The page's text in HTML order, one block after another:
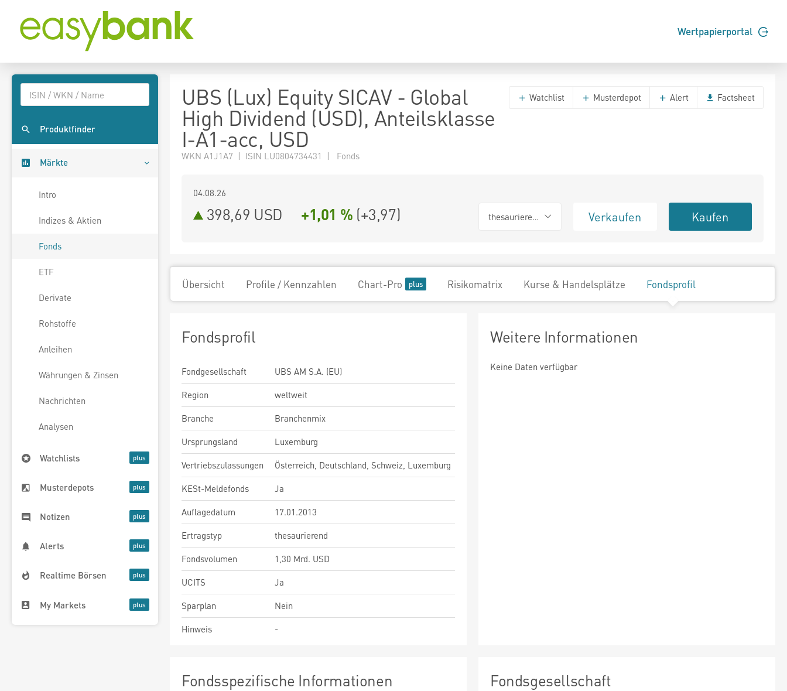
Wertpapierportal
Produktfinder
Märkte
Intro
Indizes & Aktien
Fonds
ETF
Derivate
Rohstoffe
Anleihen
Währungen & Zinsen
Nachrichten
Analysen
Watchlists
Musterdepots
Notizen
Alerts
Realtime Börsen
My Markets
UBS (Lux) Equity SICAV - Global
High Dividend (USD), Anteilsklasse
I-A1-acc, USD
WKN A1J1A7 | ISIN LU0804734431 | Fonds
Watchlist Musterdepot Alert Factsheet
04.08.26
398,69 USD +1,01 % (+3,97) thesaurierend Verkaufen Kaufen
Übersicht Profile / Kennzahlen Chart-Pro Risikomatrix Kurse & Handelsplätze Fondsprofil
Fondsprofil
Fondgesellschaft
UBS AM S.A. (EU)
Region
weltweit
Branche
Branchenmix
Ursprungsland
Luxemburg
Vertriebszulassungen
Österreich, Deutschland, Schweiz, Luxemburg
KESt-Meldefonds
Ja
Auflagedatum
17.01.2013
Ertragstyp
thesaurierend
Fondsvolumen
1,30 Mrd. USD
UCITS
Ja
Sparplan
Nein
Hinweis
-
Weitere Informationen
Keine Daten verfügbar
Fondsspezifische Informationen Fondsgesellschaft